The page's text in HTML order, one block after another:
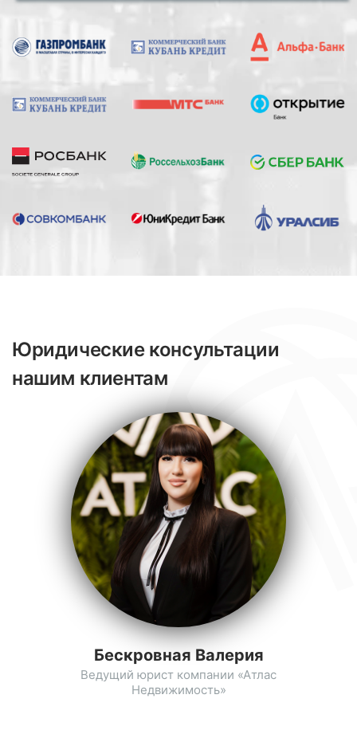
Юридические консультации
нашим клиентам
Бескровная Валерия
Ведущий юрист компании «Атлас
Недвижимость»